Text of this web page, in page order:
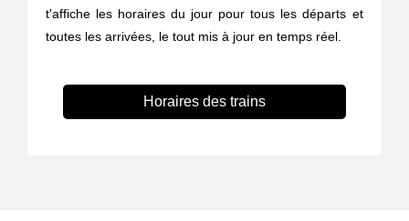
t'affiche les horaires du jour pour tous les départs et
toutes les arrivées, le tout mis à jour en temps réel.
Horaires des trains